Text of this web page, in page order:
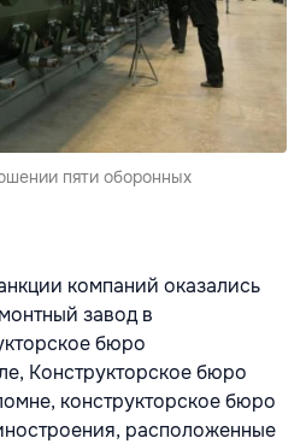
пяти оборонных
компаний оказались
завод в
бюро
Конструкторское бюро
конструкторское бюро
расположенные